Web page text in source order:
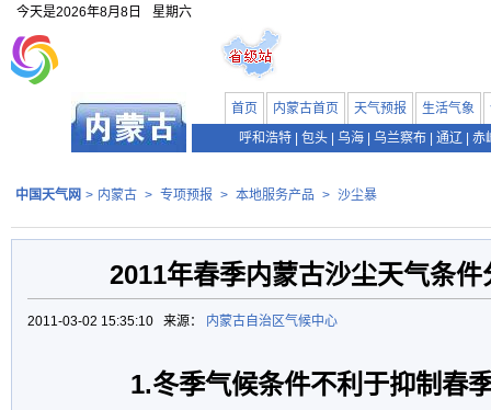
今天是2026年8月8日 星期六
首页 内蒙古首页 天气预报 生活气象
呼和浩特
包头 乌海 乌兰察布 通辽 赤
中国天气网 > 内蒙古 > 专项预报 > 本地服务产品 > 沙尘暴
2011年春季内蒙古沙尘天气条件
2011-03-02 15:35:10 来源： 内蒙古自治区气候中心
1.冬季气候条件不利于抑制春